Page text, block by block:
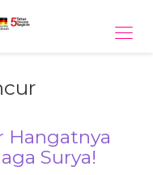
Hangatnya
Surya!